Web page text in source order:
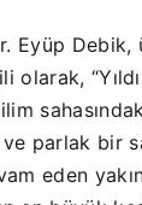
Eyüp Debik,
olarak,
ve parlak bir
eden